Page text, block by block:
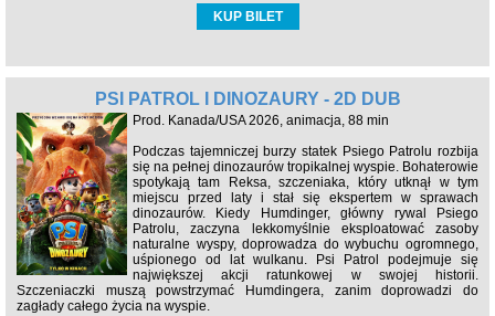
KUP BILET
PSI PATROL I DINOZAURY - 2D DUB
Prod. Kanada/USA 2026, animacja, 88 min
Podczas tajemniczej burzy statek Psiego Patrolu rozbija
się na pełnej dinozaurów tropikalnej wyspie. Bohaterowie
spotykają tam Reksa, szczeniaka, który utknął w tym
miejscu przed laty i stał się ekspertem w sprawach
dinozaurów. Kiedy Humdinger, główny rywal Psiego
Patrolu, zaczyna lekkomyślnie eksploatować zasoby
naturalne wyspy, doprowadza do wybuchu ogromnego,
uśpionego od lat wulkanu. Psi Patrol podejmuje się
największej akcji ratunkowej w swojej historii.
Szczeniaczki muszą powstrzymać Humdingera, zanim doprowadzi do
zagłady całego życia na wyspie.